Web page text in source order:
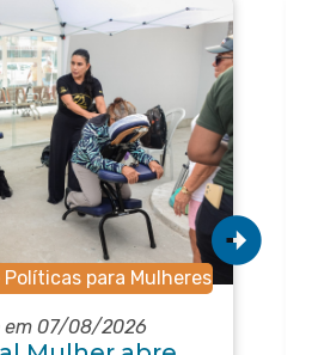
para Mulheres
em 07/08/2026